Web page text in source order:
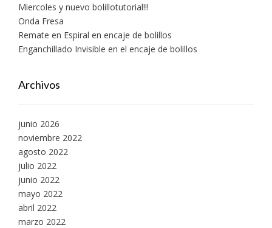
Miercoles y nuevo bolillotutorial!!!
Onda Fresa
Remate en Espiral en encaje de bolillos
Enganchillado Invisible en el encaje de bolillos
Archivos
junio 2026
noviembre 2022
agosto 2022
julio 2022
junio 2022
mayo 2022
abril 2022
marzo 2022